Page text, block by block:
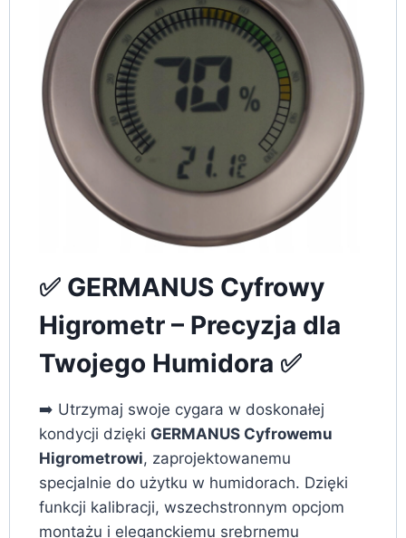
✅ GERMANUS Cyfrowy
Higrometr – Precyzja dla
Twojego Humidora ✅
➡️ Utrzymaj swoje cygara w doskonałej
kondycji dzięki GERMANUS Cyfrowemu
Higrometrowi, zaprojektowanemu
specjalnie do użytku w humidorach. Dzięki
funkcji kalibracji, wszechstronnym opcjom
montażu i eleganckiemu srebrnemu